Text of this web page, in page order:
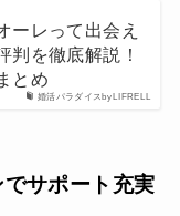
婚活パラダイスbyLIFRELL
ーレって出会え
判を徹底解説！
とめ
サポート充実